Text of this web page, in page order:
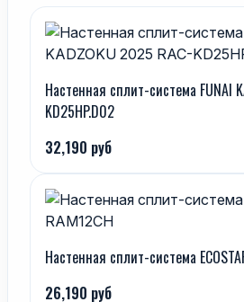
Настенная сплит-система FUNAI
KD25HP.D02
32,190 руб
Настенная сплит-система
26,190 руб